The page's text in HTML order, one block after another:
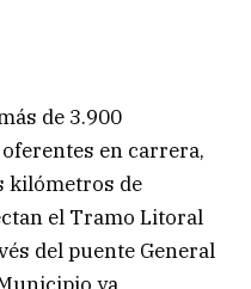
de 3.900
en carrera,
kilómetros de
el Tramo Litoral
del puente General